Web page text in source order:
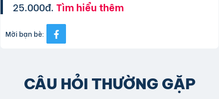
25.000đ.Tìm hiểu thêm
Mời bạn bè:
CÂU HỎI THƯỜNG GẶP